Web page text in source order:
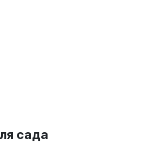
сада